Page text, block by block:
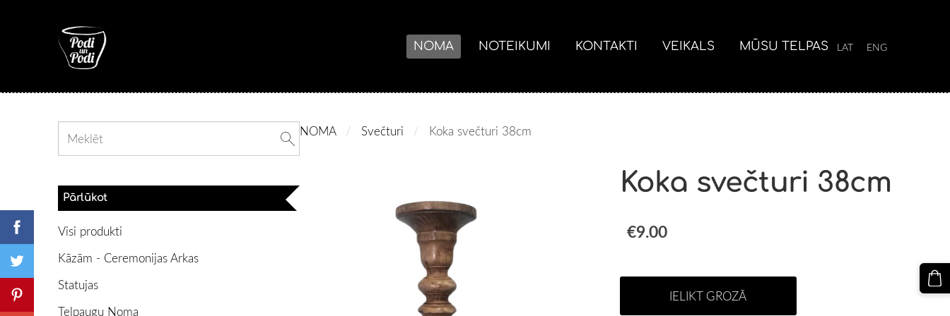
NOMA NOTEIKUMI KONTAKTI VEIKALS MŪSU TELPAS LAT ENG
Pārlūkot
Visi produkti
Kāzām - Ceremonijas Arkas
Statujas
Telpaugu Noma
NOMA Svečturi Koka svečturi 38cm
Koka svečturi 38cm
€9.00
IELIKT GROZĀ